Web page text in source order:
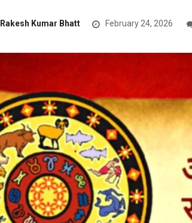
Rakesh Kumar Bhatt February 24, 2026